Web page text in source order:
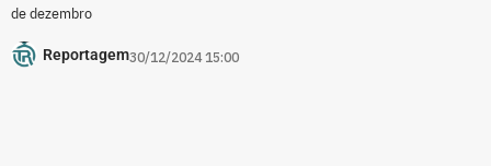
de dezembro
Reportagem30/12/2024 15:00